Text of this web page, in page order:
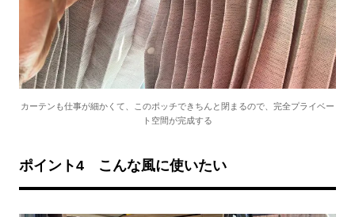
カーテンも仕事が細かくて、このポッチできちんと閉まるので、完全プライベー
ト空間が完成する
ポイント4 こんな風に使いたい